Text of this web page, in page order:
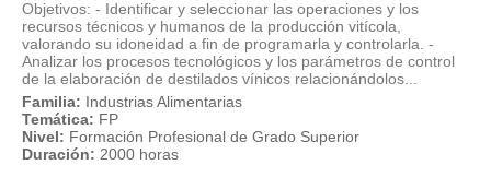
Objetivos: - Identificar y seleccionar las operaciones y los
recursos técnicos y humanos de la producción vitícola,
valorando su idoneidad a fin de programarla y controlarla. -
Analizar los procesos tecnológicos y los parámetros de control
de la elaboración de destilados vínicos relacionándolos...
Familia: Industrias Alimentarias
Temática: FP
Nivel: Formación Profesional de Grado Superior
Duración: 2000 horas